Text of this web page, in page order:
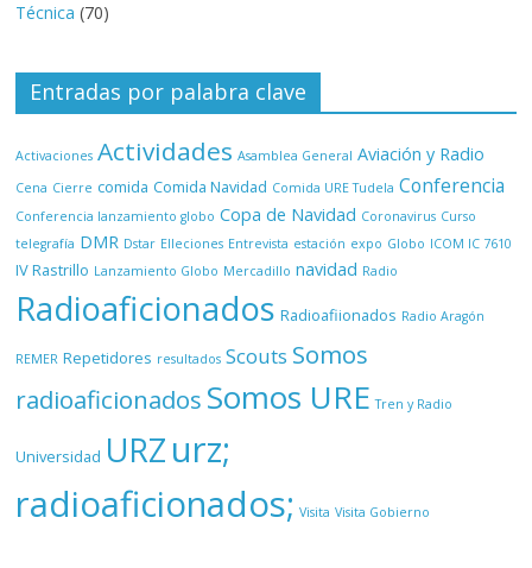
Técnica (70)
Entradas por palabra clave
Activaciones Actividades Asamblea General Aviación y Radio
Cena Cierre comida Comida Navidad Comida URE Tudela Conferencia
Conferencia lanzamiento globo Copa de Navidad Coronavirus Curso
telegrafía DMR Dstar Elleciones Entrevista estación expo Globo ICOM IC 7610
IV Rastrillo Lanzamiento Globo Mercadillo navidad Radio
Radioaficionados Radioafiionados Radio Aragón
REMER Repetidores resultados Scouts Somos
radioaficionados Somos URE Tren y Radio
Universidad URZurz;
radioaficionados; Visita Visita Gobierno